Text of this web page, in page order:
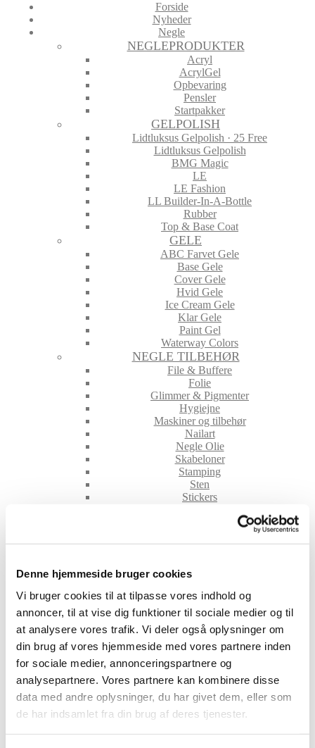
Denne hjemmeside bruger cookies
Vi bruger cookies til at tilpasse vores indhold og
annoncer, til at vise dig funktioner til sociale medier og til
at analysere vores trafik. Vi deler også oplysninger om
din brug af vores hjemmeside med vores partnere inden
for sociale medier, annonceringspartnere og
analysepartnere. Vores partnere kan kombinere disse
data med andre oplysninger, du har givet dem, eller som
de har indsamlet fra din brug af deres tjenester.
Forside
Nyheder
Negle
NEGLEPRODUKTER
Acryl
AcrylGel
Opbevaring
Pensler
Startpakker
GELPOLISH
Lidtluksus Gelpolish · 25 Free
Lidtluksus Gelpolish
BMG Magic
LE
LE Fashion
LL Builder-In-A-Bottle
Rubber
Top & Base Coat
GELE
ABC Farvet Gele
Base Gele
Cover Gele
Hvid Gele
Ice Cream Gele
Klar Gele
Paint Gel
Waterway Colors
NEGLE TILBEHØR
File & Buffere
Folie
Glimmer & Pigmenter
Hygiejne
Maskiner og tilbehør
Nailart
Negle Olie
Skabeloner
Stamping
Sten
Stickers
Tipper & øvehænder
Water Decals
Jule Nailart
Kurser
Jelly Maske
Vippe Produkter
LASH LIFT
VIPPER
Silke
Ultra soft flat cashmere
Volume
VIPPE TILBEHØR
After Care
Belysning